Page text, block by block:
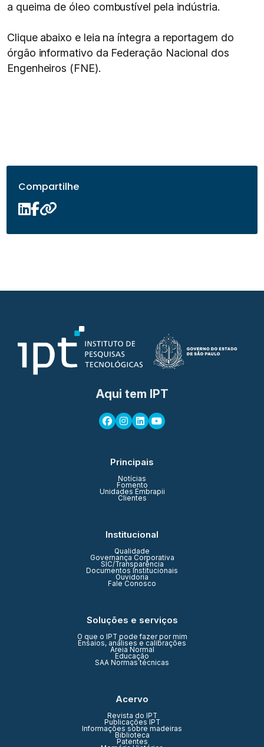
a queima de óleo combustível pela indústria.
Clique abaixo e leia na íntegra a reportagem do
órgão informativo da Federação Nacional dos
Engenheiros (FNE).
Compartilhe
Aqui tem IPT
Principais
Notícias
Fomento
Unidades Embrapii
Clientes
Institucional
Qualidade
Governança Corporativa
SIC/Transparência
Documentos Institucionais
Ouvidoria
Fale Conosco
Soluções e serviços
O que o IPT pode fazer por mim
Ensaios, análises e calibrações
Areia Normal
Educação
SAA Normas técnicas
Acervo
Revista do IPT
Publicações IPT
Informações sobre madeiras
Biblioteca
Patentes